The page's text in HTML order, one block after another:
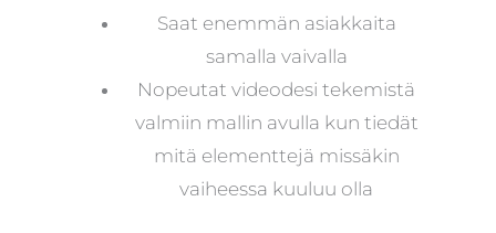
Saat enemmän asiakkaita
samalla vaivalla
Nopeutat videodesi tekemistä
valmiin mallin avulla kun tiedät
mitä elementtejä missäkin
vaiheessa kuuluu olla